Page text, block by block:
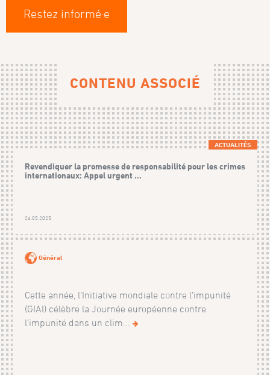
Restez informé·e
CONTENU ASSOCIÉ
ACTUALITÉS
Revendiquer la promesse de responsabilité pour les crimes
internationaux: Appel urgent ...
26.05.2025
Général
Cette année, l’Initiative mondiale contre l’impunité
(GIAI) célèbre la Journée européenne contre
l’impunité dans un clim...